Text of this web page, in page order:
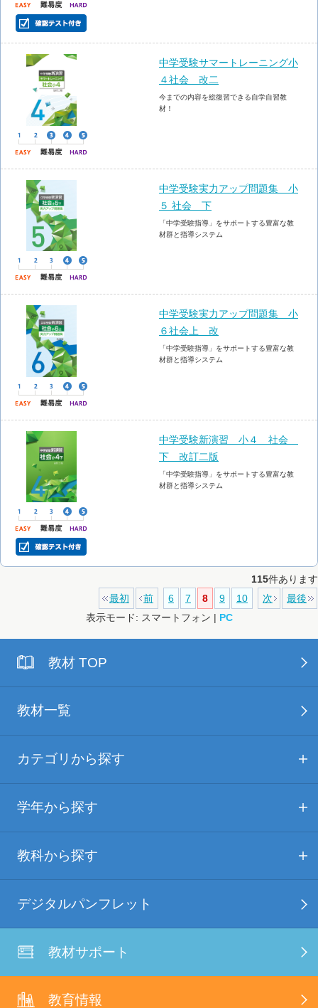
中学受験サマートレーニング小
４社会 改二
今までの内容を総復習できる自学自習教
材！
中学受験実力アップ問題集 小
５ 社会 下
「中学受験指導」をサポートする豊富な教
材群と指導システム
中学受験実力アップ問題集 小
６社会上 改
「中学受験指導」をサポートする豊富な教
材群と指導システム
中学受験新演習 小４ 社会
下 改訂二版
「中学受験指導」をサポートする豊富な教
材群と指導システム
115件あります
最初
前 6 7 8 9 10 次
最後
表示モード: スマートフォン | PC
教材 TOP
教材一覧
カテゴリから探す
学年から探す
教科から探す
デジタルパンフレット
教材サポート
教育情報